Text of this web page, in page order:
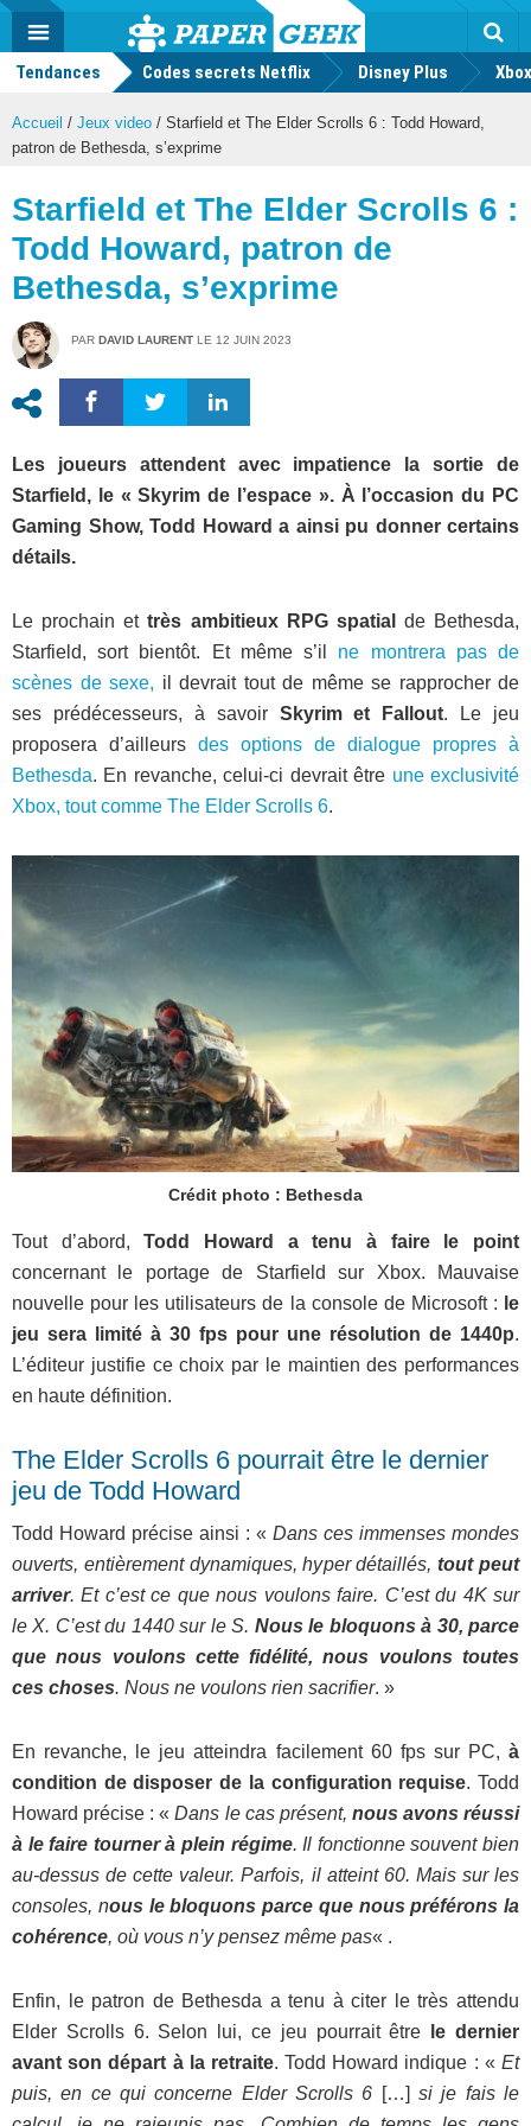
Actu
geek
MENU
Tendances Codes secrets Netflix Disney Plus
Accueil / Jeux video / Starfield et The Elder Scrolls 6 : Todd Howard,
patron de Bethesda, s’exprime
Starfield et The Elder Scrolls 6 :
Todd Howard, patron de
Bethesda, s’exprime
PAR DAVID LAURENT LE 12 JUIN 2023
Les joueurs attendent avec impatience la sortie de
Starfield, le « Skyrim de l’espace ». À l’occasion du PC
Gaming Show, Todd Howard a ainsi pu donner certains
détails.
Le prochain ettrès ambitieux RPG spatial de Bethesda,
Starfield, sort bientôt. Et même s’il ne montrera pas de
scènes de sexe, il devrait tout de même se rapprocher de
ses prédécesseurs, à savoir Skyrim et Fallout. Le jeu
proposera d’ailleurs des options de dialogue propres à
Bethesda. En revanche, celui-ci devrait être une exclusivité
Xbox, tout comme The Elder Scrolls 6.
Crédit photo : Bethesda
Tout d’abord,Todd Howard a tenu à faire le point
concernant le portage de Starfield sur Xbox. Mauvaise
nouvelle pour les utilisateurs de la console de Microsoft : le
jeu sera limité à 30 fps pour une résolution de 1440p.
L’éditeur justifie ce choix par le maintien des performances
en haute définition.
The Elder Scrolls 6 pourrait être le dernier
jeu de Todd Howard
Todd Howard précise ainsi : « Dans ces immenses mondes
ouverts, entièrement dynamiques, hyper détaillés, tout peut
arriver. Et c’est ce que nous voulons faire. C’est du 4K sur
le X. C’est du 1440 sur le S. Nous le bloquons à 30, parce
que nous voulons cette fidélité, nous voulons toutes
ces choses. Nous ne voulons rien sacrifier. »
En revanche, le jeu atteindra facilement 60 fps sur PC, à
condition de disposer de la configuration requise. Todd
Howard précise : «Dans le cas présent, nous avons réussi
à le faire tourner à plein régime. Il fonctionne souvent bien
au-dessus de cette valeur. Parfois, il atteint 60. Mais sur les
consoles, nous le bloquons parce que nous préférons la
cohérence, où vous n’y pensez même pas« .
Enfin, le patron de Bethesda a tenu à citer le très attendu
Elder Scrolls 6. Selon lui, ce jeu pourrait être le dernier
avant son départ à la retraite. Todd Howard indique : «Et
puis, en ce qui concerne Elder Scrolls 6 […]si je fais le
Mode
FacebookTwitter Youtube